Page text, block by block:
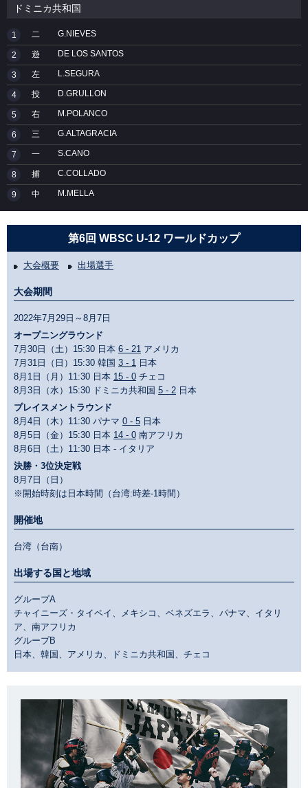
ドミニカ共和国
1 二 G.NIEVES
2 遊 DE LOS SANTOS
3 左 L.SEGURA
4 投 D.GRULLON
5 右 M.POLANCO
6 三 G.ALTAGRACIA
7 一 S.CANO
8 捕 C.COLLADO
9 中 M.MELLA
第6回 WBSC U-12 ワールドカップ
大会概要 出場選手
大会期間
2022年7月29日～8月7日
オープニングラウンド
7月30日（土）15:30 日本 6 - 21 アメリカ
7月31日（日）15:30 韓国 3 - 1 日本
8月1日（月）11:30 日本 15 - 0 チェコ
8月3日（水）15:30 ドミニカ共和国 5 - 2 日本
プレイスメントラウンド
8月4日（木）11:30 パナマ 0 - 5 日本
8月5日（金）15:30 日本 14 - 0 南アフリカ
8月6日（土）11:30 日本 - イタリア
決勝・3位決定戦
8月7日（日）
※開始時刻は日本時間（台湾:時差-1時間）
開催地
台湾（台南）
出場する国と地域
グループA
チャイニーズ・タイペイ、メキシコ、ベネズエラ、パナマ、イタリ
ア、南アフリカ
グループB
日本、韓国、アメリカ、ドミニカ共和国、チェコ